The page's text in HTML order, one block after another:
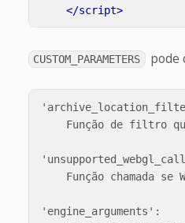
</script>
CUSTOM_PARAMETERS pode
Função de filtro
Função chamada se
'engine_arguments':